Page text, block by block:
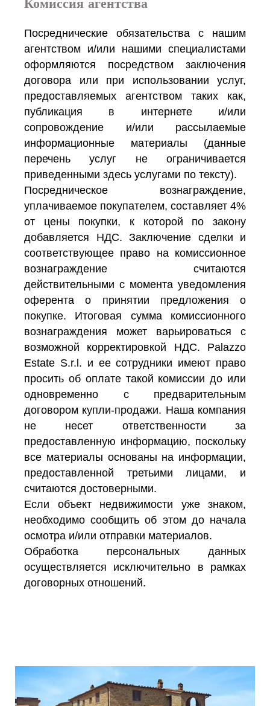
Посреднические обязательства с нашим
агентством и/или нашими специалистами
оформляются посредством заключения
договора или при использовании услуг,
предоставляемых агентством таких как,
публикация в интернете и/или
сопровождение и/или рассылаемые
информационные материалы (данные
перечень услуг не ограничивается
приведенными здесь услугами по тексту).
Посредническое вознаграждение,
уплачиваемое покупателем, составляет 4%
от цены покупки, к которой по закону
добавляется НДС. Заключение сделки и
соответствующее право на комиссионное
вознаграждение считаются
действительными с момента уведомления
оферента о принятии предложения о
покупке. Итоговая сумма комиссионного
вознаграждения может варьироваться с
возможной корректировкой НДС. Palazzo
Estate S.r.l. и ее сотрудники имеют право
просить об оплате такой комиссии до или
одновременно с предварительным
договором купли-продажи. Наша компания
не несет ответственности за
предоставленную информацию, поскольку
все материалы основаны на информации,
предоставленной третьими лицами, и
считаются достоверными.
Если объект недвижимости уже знаком,
необходимо сообщить об этом до начала
осмотра и/или отправки материалов.
Обработка персональных данных
осуществляется исключительно в рамках
договорных отношений.